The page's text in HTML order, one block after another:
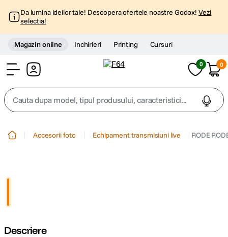
Da lumina ideilor tale! Descopera ofertele noastre Godox! Vezi
selectia!
Magazin online Inchirieri Printing Cursuri
0 0
Cauta dupa model, tipul produsului, caracteristici...
Accesorii foto Echipament transmisiuni live RODE
Descriere